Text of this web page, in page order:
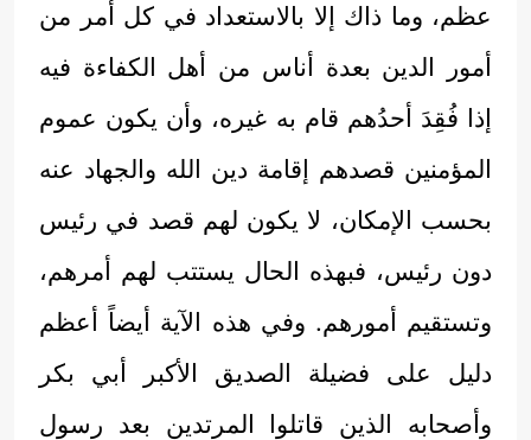
عظم، وما ذاك إلا بالاستعداد في كل أمر من
أمور الدين بعدة أناس من أهل الكفاءة فيه
إذا فُقِدَ أحدُهم قام به غيره، وأن يكون عموم
المؤمنين قصدهم إقامة دين الله والجهاد عنه
بحسب الإمكان، لا يكون لهم قصد في رئيس
دون رئيس، فبهذه الحال يستتب لهم أمرهم،
وتستقيم أمورهم. وفي هذه الآية أيضاً أعظم
دليل على فضيلة الصديق الأكبر أبي بكر
وأصحابه الذين قاتلوا المرتدين بعد رسول